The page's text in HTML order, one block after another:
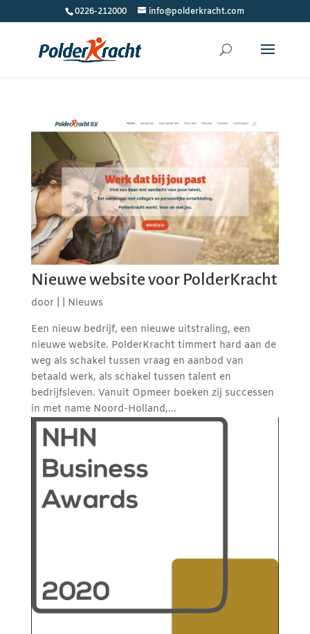
0226-212000 info@polderkracht.com
Nieuwe website voor PolderKracht
door
Nieuws
Een nieuw bedrijf, een nieuwe uitstraling, een
nieuwe website. PolderKracht timmert hard aan de
weg als schakel tussen vraag en aanbod van
betaald werk, als schakel tussen talent en
bedrijfsleven. Vanuit Opmeer boeken zij successen
in met name Noord-Holland,...